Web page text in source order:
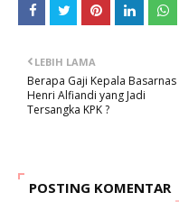
LEBIH LAMA
Berapa Gaji Kepala Basarnas
Henri Alfiandi yang Jadi
Tersangka KPK ?
POSTING KOMENTAR